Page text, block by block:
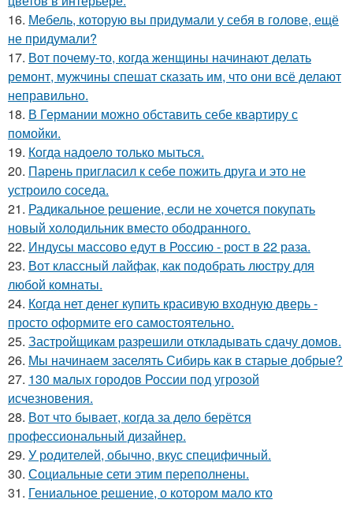
16. Мебель, которую вы придумали у себя в голове, ещё
не придумали?
17. Вот почему-то, когда женщины начинают делать
ремонт, мужчины спешат сказать им, что они всё делают
неправильно.
18. В Германии можно обставить себе квартиру с
помойки.
19. Когда надоело только мыться.
20. Парень пригласил к себе пожить друга и это не
устроило соседа.
21. Радикальное решение, если не хочется покупать
новый холодильник вместо ободранного.
22. Индусы массово едут в Россию - рост в 22 раза.
23. Вот классный лайфак, как подобрать люстру для
любой комнаты.
24. Когда нет денег купить красивую входную дверь -
просто оформите его самостоятельно.
25. Застройщикам разрешили откладывать сдачу домов.
26. Мы начинаем заселять Сибирь как в старые добрые?
27. 130 малых городов России под угрозой
исчезновения.
28. Вот что бывает, когда за дело берётся
профессиональный дизайнер.
29. У родителей, обычно, вкус специфичный.
30. Социальные сети этим переполнены.
31. Гениальное решение, о котором мало кто